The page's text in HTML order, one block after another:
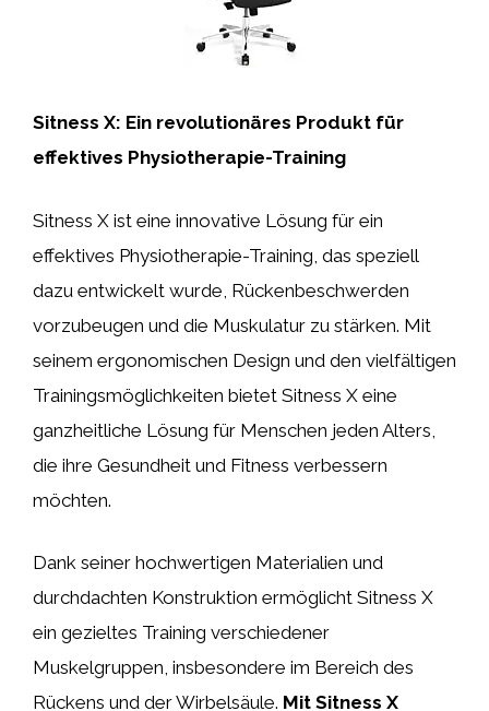
Sitness X: Ein revolutionäres Produkt für
effektives Physiotherapie-Training
Sitness X ist eine innovative Lösung für ein
effektives Physiotherapie-Training, das speziell
dazu entwickelt wurde, Rückenbeschwerden
vorzubeugen und die Muskulatur zu stärken. Mit
seinem ergonomischen Design und den vielfältigen
Trainingsmöglichkeiten bietet Sitness X eine
ganzheitliche Lösung für Menschen jeden Alters,
die ihre Gesundheit und Fitness verbessern
möchten.
Dank seiner hochwertigen Materialien und
durchdachten Konstruktion ermöglicht Sitness X
ein gezieltes Training verschiedener
Muskelgruppen, insbesondere im Bereich des
Rückens und der Wirbelsäule. Mit Sitness X